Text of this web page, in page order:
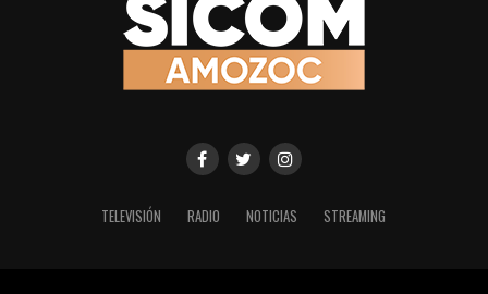
TELEVISIÓN RADIO NOTICIAS STREAMING